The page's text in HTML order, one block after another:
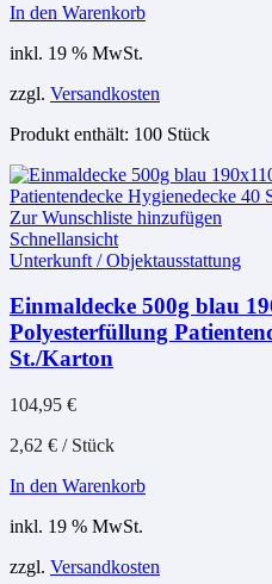
In den Warenkorb
inkl. 19 % MwSt.
zzgl. Versandkosten
Produkt enthält: 100 Stück
Zur Wunschliste hinzufügen
Schnellansicht
Unterkunft / Objektausstattung
Einmaldecke 500g blau
Polyesterfüllung
St./Karton
104,95 €
2,62 € / Stück
In den Warenkorb
inkl. 19 % MwSt.
zzgl. Versandkosten